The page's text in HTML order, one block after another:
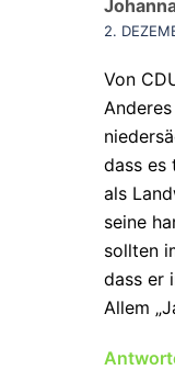
2.
Von
dass es
als
seine
sollten
dass er
Allem